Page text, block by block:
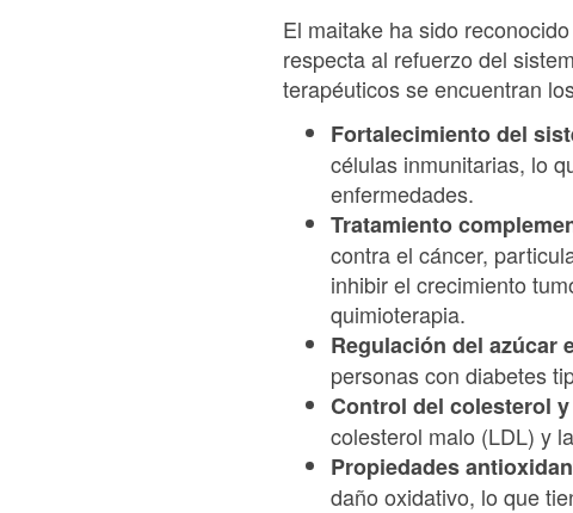
El maitake ha sido
respecta al refuerzo del
terapéuticos se encuentran
Fortalecimiento del
células inmunitarias, lo
enfermedades.
Tratamiento
contra el cáncer,
inhibir el crecimiento
quimioterapia.
Regulación del azúcar
personas con diabetes
Control del colesterol
colesterol malo (LDL) y
Propiedades
daño oxidativo, lo que